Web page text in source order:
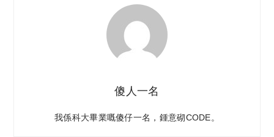
傻人一名
我係科大畢業嘅傻仔一名，鍾意砌CODE。